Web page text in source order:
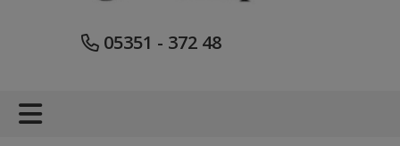
05351 - 372 48